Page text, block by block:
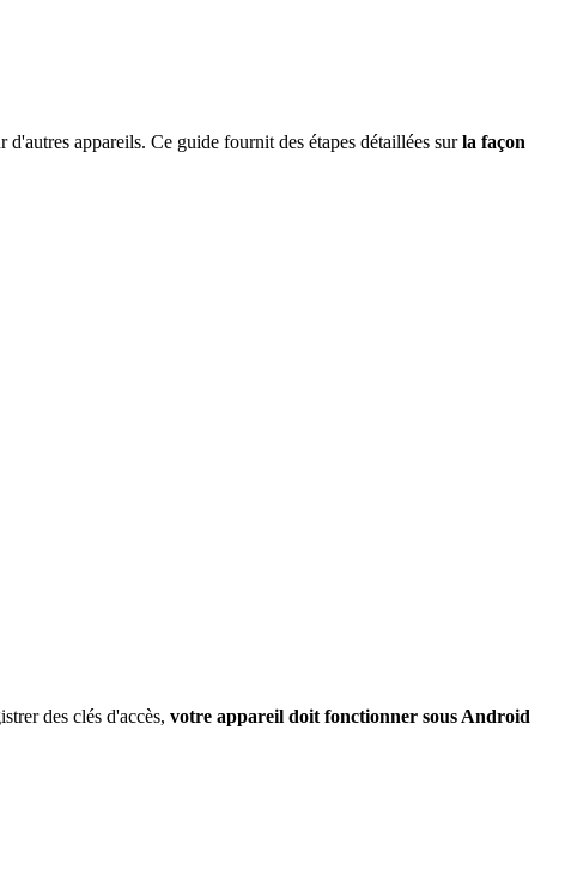
appareils. Ce guide fournit des étapes détaillées surla façon
des clés d'accès, votre appareil doit fonctionner sous Android